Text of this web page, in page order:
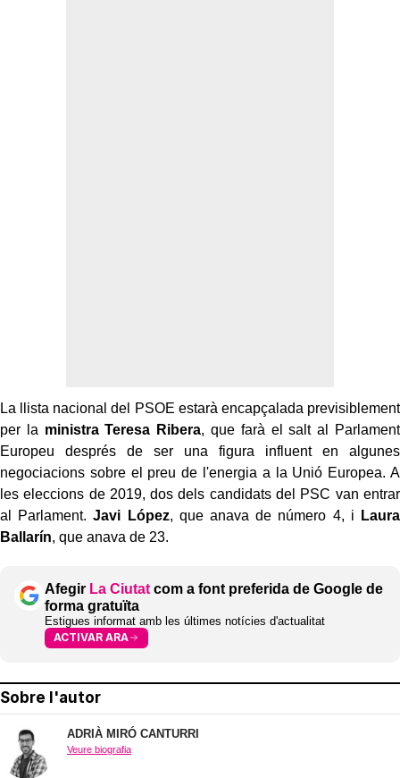
La llista nacional del PSOE estarà encapçalada previsiblement
per la ministra Teresa Ribera, que farà el salt al Parlament
Europeu després de ser una figura influent en algunes
negociacions sobre el preu de l'energia a la Unió Europea. A
les eleccions de 2019, dos dels candidats del PSC van entrar
al Parlament.Javi López, que anava de número 4, i
Laura
Ballarín, que anava de 23.
Afegir La Ciutat com a font preferida de Google de
forma gratuïta
Estigues informat amb les últimes notícies d'actualitat
ACTIVAR ARA
Sobre l'autor
ADRIÀ MIRÓ CANTURRI
Veure biografia